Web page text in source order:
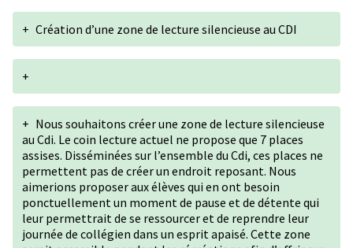
+ Création d’une zone de lecture silencieuse au CDI
+
+ Nous souhaitons créer une zone de lecture silencieuse
au Cdi. Le coin lecture actuel ne propose que 7 places
assises. Disséminées sur l’ensemble du Cdi, ces places ne
permettent pas de créer un endroit reposant. Nous
aimerions proposer aux élèves qui en ont besoin
ponctuellement un moment de pause et de détente qui
leur permettrait de se ressourcer et de reprendre leur
journée de collégien dans un esprit apaisé. Cette zone